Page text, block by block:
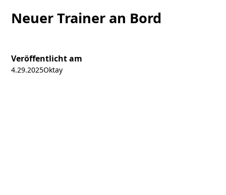
Neuer Trainer an Bord
Veröffentlicht am
4.29.2025Oktay